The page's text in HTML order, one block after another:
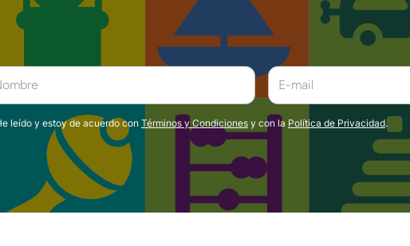
leído y estoy de acuerdo con Términos y Condiciones y con la Política de Privacidad.